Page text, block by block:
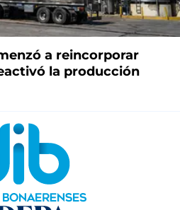
a reincorporar
la producción